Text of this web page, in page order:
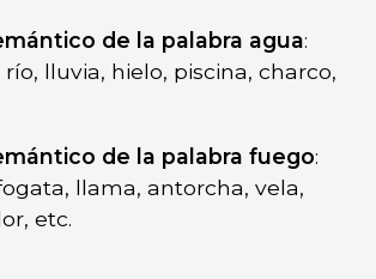
de la palabra agua:
lluvia, hielo, piscina, charco,
de la palabra fuego:
llama, antorcha, vela,
etc.